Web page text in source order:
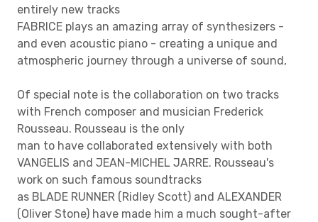
entirely new tracks
FABRICE plays an amazing array of synthesizers -
and even acoustic piano - creating a unique and
atmospheric journey through a universe of sound,
Of special note is the collaboration on two tracks
with French composer and musician Frederick
Rousseau. Rousseau is the only
man to have collaborated extensively with both
VANGELIS and JEAN-MICHEL JARRE. Rousseau's
work on such famous soundtracks
as BLADE RUNNER (Ridley Scott) and ALEXANDER
(Oliver Stone) have made him a much sought-after